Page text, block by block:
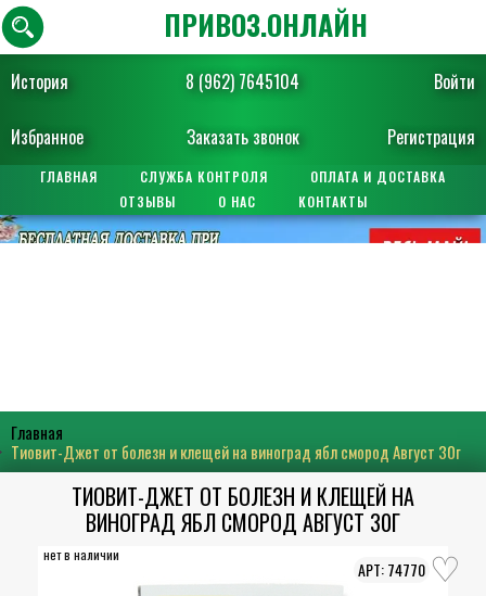
История 8 (962) 7645104 Войти
Избранное Заказать звонок Регистрация
ПРИВОЗ.ОНЛАЙН
ГЛАВНАЯ СЛУЖБА КОНТРОЛЯ
ОПЛАТА И ДОСТАВКА
ОТЗЫВЫ
О НАС КОНТАКТЫ
Главная
Тиовит-Джет от болезн и клещей на виноград ябл смород Август 30г
ТИОВИТ-ДЖЕТ ОТ БОЛЕЗН И КЛЕЩЕЙ НА
ВИНОГРАД ЯБЛ СМОРОД АВГУСТ 30Г
нет в наличии
74770